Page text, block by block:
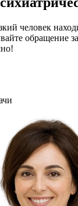
человек
обращение